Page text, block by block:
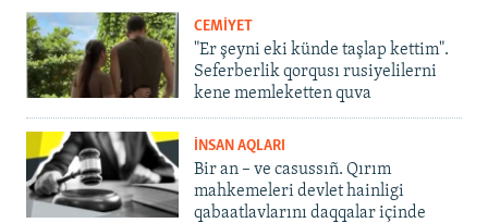
CEMİYET
"Er şeyni eki künde taşlap kettim".
Seferberlik qorqusı rusiyelilerni
kene memleketten quva
İNSAN AQLARI
Bir an – ve casussıñ. Qırım
mahkemeleri devlet hainligi
qabaatlavlarını daqqalar içinde